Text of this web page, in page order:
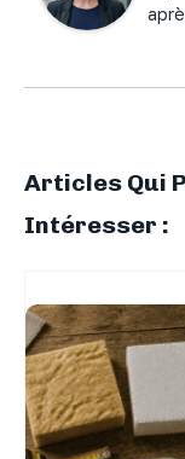
Articles Qui
Intéresser :